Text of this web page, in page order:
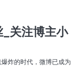
关注博主小
炸的时代，微博已成为